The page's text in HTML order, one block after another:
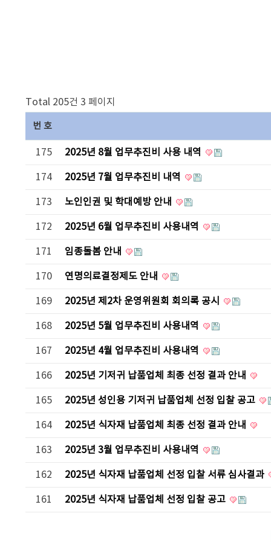
Total 205건 3 페이지
번호
175 2025년 8월 업무추진비 사용 내역
174 2025년 7월 업무추진비 내역
173 노인인권 및 학대예방 안내
172 2025년 6월 업무추진비 사용내역
171 임종돌봄 안내
170 연명의료결정제도 안내
169 2025년 제2차 운영위원회 회의록 공시
168 2025년 5월 업무추진비 사용내역
167 2025년 4월 업무추진비 사용내역
166 2025년 기저귀 납품업체 최종 선정 결과 안내
165 2025년 성인용 기저귀 납품업체 선정 입찰 공고
164 2025년 식자재 납품업체 최종 선정 결과 안내
163 2025년 3월 업무추진비 사용내역
162 2025년 식자재 납품업체 선정 입찰 서류 심사결과
161 2025년 식자재 납품업체 선정 입찰 공고